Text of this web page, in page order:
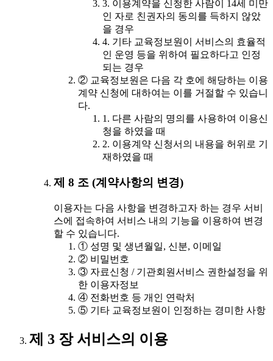
3. 이용계약을 신청한 사람이 14세 미만
인 자로 친권자의 동의를 득하지 않았
을 경우
4. 기타 교육정보원이 서비스의 효율적
인 운영 등을 위하여 필요하다고 인정
되는 경우
② 교육정보원은 다음 각 호에 해당하는 이용
계약 신청에 대하여는 이를 거절할 수 있습니
다.
1. 다른 사람의 명의를 사용하여 이용신
청을 하였을 때
2. 이용계약 신청서의 내용을 허위로 기
재하였을 때
제 8 조 (계약사항의 변경)
이용자는 다음 사항을 변경하고자 하는 경우 서비
스에 접속하여 서비스 내의 기능을 이용하여 변경
할 수 있습니다.
① 성명 및 생년월일, 신분, 이메일
② 비밀번호
③ 자료신청 / 기관회원서비스 권한설정을 위
한 이용자정보
④ 전화번호 등 개인 연락처
⑤ 기타 교육정보원이 인정하는 경미한 사항
제 3 장 서비스의 이용